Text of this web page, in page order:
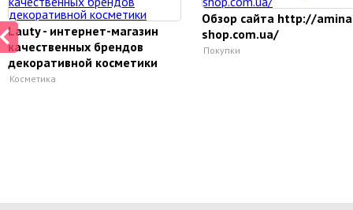
Lauty - интернет-магазин
качественных брендов
декоративной косметики
Косметика
Обзор сайта http://
shop.com.ua/
Покупки